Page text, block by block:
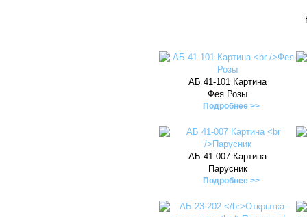
АБ 41-101 Картина
Фея Розы
Подробнее >>
АБ 41-007 Картина
Парусник
Подробнее >>